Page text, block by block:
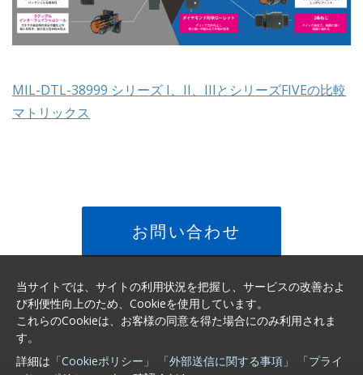
MIL-DTL-38999 シリーズ I、II、IIIとシリーズFIVEの比較
マトリックス
お問い合わせ
当サイトでは、サイトの利用状況を把握し、サービスの改善およ
び利便性向上のため、Cookieを使用しています。
これらのCookieは、お客様の同意を得た場合にのみ利用されま
す。
詳細は 「Cookieポリシー」 「外部送信に関する事項」
「プライ